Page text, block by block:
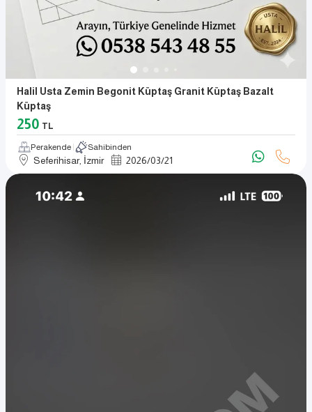
Halil Usta Zemin Begonit Küptaş Granit Küptaş Bazalt
Küptaş
250 TL
Perakende Sahibinden
Seferihisar, İzmir 2026/03/21